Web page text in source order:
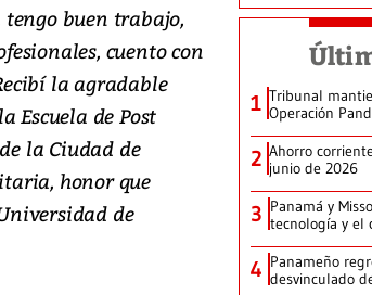
tengo buen trabajo,
cuento con
la agradable
Escuela de Post
la Ciudad de
honor que
de
1 Tribunal
Operación
2 Ahorro
junio de 2026
3 Panamá y
tecnología y el
4 Panameño
desvinculado